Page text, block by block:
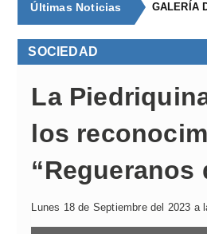
Últimas Noticias
SOCIEDAD
La
los
“Regueranos
Lunes 18 de Septiembre del 2023 a